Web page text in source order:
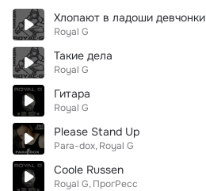
Хлопают в ладоши девчонки
Royal G
Такие дела
Royal G
Гитара
Royal G
Please Stand Up
Para-dox Royal G
Coole Russen
Royal G ПрогРесс